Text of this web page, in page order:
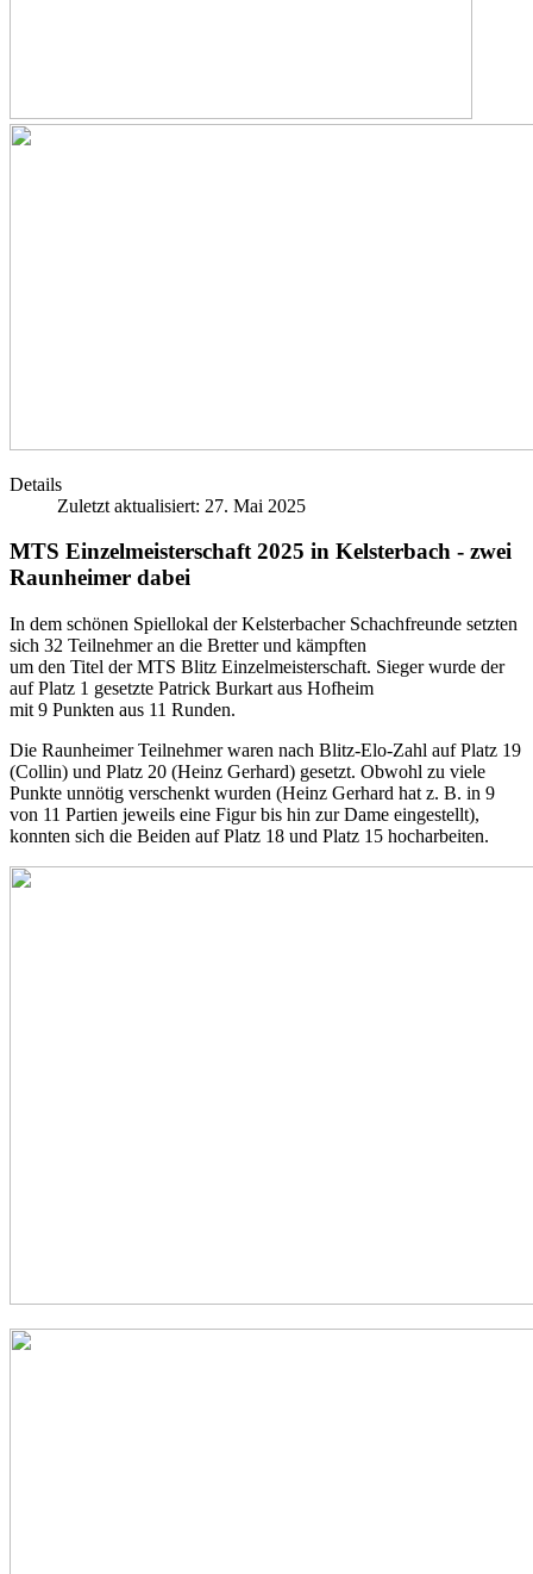
Details
Zuletzt aktualisiert: 27. Mai 2025
MTS Einzelmeisterschaft 2025 in Kelsterbach - zwei
Raunheimer dabei
In dem schönen Spiellokal der Kelsterbacher Schachfreunde setzten
sich 32 Teilnehmer an die Bretter und kämpften
um den Titel der MTS Blitz Einzelmeisterschaft. Sieger wurde der
auf Platz 1 gesetzte Patrick Burkart aus Hofheim
mit 9 Punkten aus 11 Runden.
Die Raunheimer Teilnehmer waren nach Blitz-Elo-Zahl auf Platz 19
(Collin) und Platz 20 (Heinz Gerhard) gesetzt. Obwohl zu viele
Punkte unnötig verschenkt wurden (Heinz Gerhard hat z. B. in 9
von 11 Partien jeweils eine Figur bis hin zur Dame eingestellt),
konnten sich die Beiden auf Platz 18 und Platz 15 hocharbeiten.